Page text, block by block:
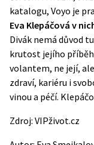
katalogu, Voyo je
Eva Klepáčová v
Divák nemá důvod
krutost jejího
volantem, ne její,
zdraví, kariéru i
vinou a péčí.
Zdroj: VIPživot.cz